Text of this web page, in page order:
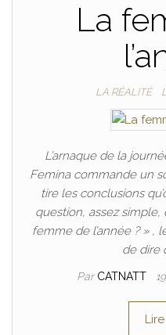
La
LA RÉALITÉ
L’arnaque de la
Femina commande un
tire les conclusions
question, assez
femme de l’année ? » ,
de dire
Par CATNATT